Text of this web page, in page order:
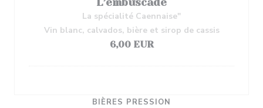
L’embuscade
La spécialité Caennaise"
Vin blanc, calvados, bière et sirop de cassis
6,00 EUR
BIÈRES PRESSION